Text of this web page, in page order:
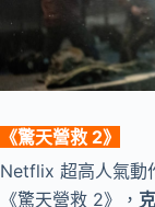
《驚天營救 2》
Netflix 超高人氣動
《驚天營救 2》，